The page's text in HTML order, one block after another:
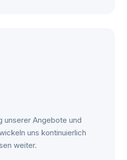
unserer Angebote und
uns kontinuierlich
weiter.